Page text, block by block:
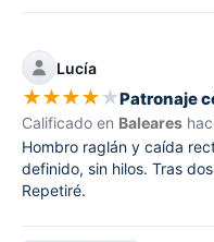
Lucía
★★★★★Patronaje
Calificado en Baleares
Hombro raglán y caída
definido, sin hilos. Tras
Repetiré.